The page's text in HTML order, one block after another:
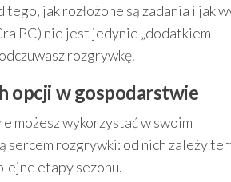
jak rozłożone są zadania i jak
PC) nie jest jedynie „dodatkiem
rozgrywkę.
opcji w gospodarstwie
możesz wykorzystać w swoim
sercem rozgrywki: od nich zależy
etapy sezonu.